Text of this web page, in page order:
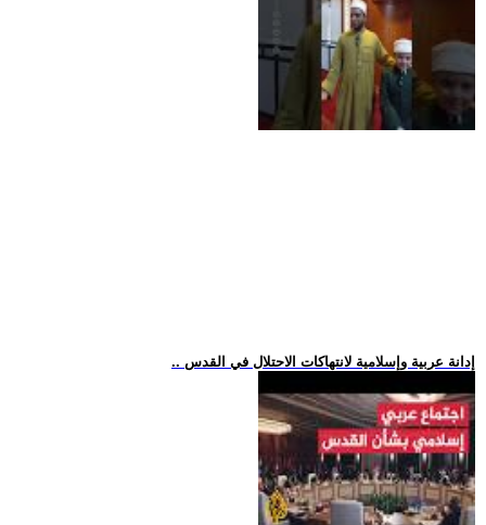
.. إدانة عربية وإسلامية لانتهاكات الاحتلال في القدس